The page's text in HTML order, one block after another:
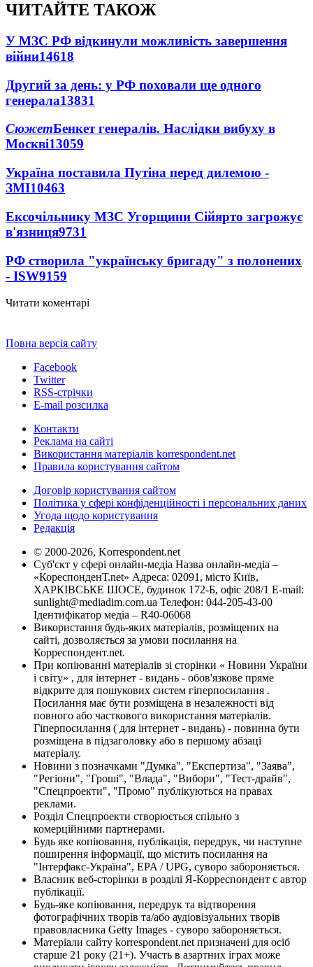
ЧИТАЙТЕ ТАКОЖ
У МЗС РФ відкинули можливість завершення
війни14618
Другий за день: у РФ поховали ще одного
генерала13831
СюжетБенкет генералів. Наслідки вибуху в
Москві13059
Україна поставила Путіна перед дилемою -
ЗМІ10463
Ексочільнику МЗС Угорщини Сійярто загрожує
в'язниця9731
РФ створила "українську бригаду" з полонених
- ISW9159
Читати коментарі
Повна версія сайту
Facebook
Twitter
RSS-стрічки
E-mail розсилка
Контакти
Реклама на сайті
Використання матеріалів korrespondent.net
Правила користування сайтом
Договір користування сайтом
Політика у сфері конфіденційності і персональних даних
Угода щодо користування
Редакція
© 2000-2026, Korrespondent.net
Суб'єкт у сфері онлайн-медіа Назва онлайн-медіа –
«КореспонденТ.net» Адреса: 02091, місто Київ,
ХАРКІВСЬКЕ ШОСЕ, будинок 172-Б, офіс 208/1 E-mail:
sunlight@mediadim.com.ua Телефон: 044-205-43-00
Ідентифікатор медіа – R40-06068
Використання будь-яких матеріалів, розміщених на
сайті, дозволяється за умови посилання на
Корреспондент.net.
При копіюванні матеріалів зі сторінки « Новини України
і світу» , для інтернет - видань - обов'язкове пряме
відкрите для пошукових систем гіперпосилання .
Посилання має бути розміщена в незалежності від
повного або часткового використання матеріалів.
Гіперпосилання ( для інтернет - видань) - повинна бути
розміщена в підзаголовку або в першому абзаці
матеріалу.
Новини з позначками "Думка", "Експертиза", "Заява",
"Регіони", "Гроші", "Влада", "Вибори", "Тест-драйв",
"Спецпроекти", "Промо" публікуються на правах
реклами.
Розділ Спецпроекти створюється спільно з
комерційними партнерами.
Будь яке копіювання, публікація, передрук, чи наступне
поширення інформації, що містить посилання на
"Інтерфакс-Україна", EPA / UPG, суворо забороняється.
Власник веб-сторінки в розділі Я-Корреспондент є автор
публікації.
Будь-яке копіювання, передрук та відтворення
фотографічних творів та/або аудіовізуальних творів
правовласника Getty Images - суворо забороняється.
Матеріали сайту korrespondent.net призначені для осіб
старше 21 року (21+). Участь в азартних іграх може